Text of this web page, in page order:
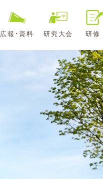
広報･資料 研究大会 研修